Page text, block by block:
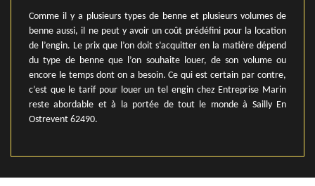
Comme il y a plusieurs types de benne et plusieurs volumes de
benne aussi, il ne peut y avoir un coût prédéfini pour la location
de l’engin. Le prix que l’on doit s’acquitter en la matière dépend
du type de benne que l’on souhaite louer, de son volume ou
encore le temps dont on a besoin. Ce qui est certain par contre,
c’est que le tarif pour louer un tel engin chez Entreprise Marin
reste abordable et à la portée de tout le monde à Sailly En
Ostrevent 62490.